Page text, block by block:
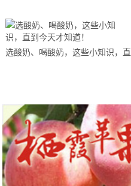
选酸奶、喝酸奶，这些小知识，直